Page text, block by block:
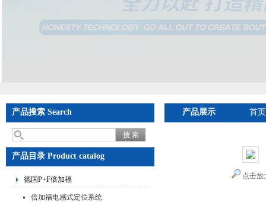
产品搜索 Search
产品目录 Product catalog
德国P+F倍加福
倍加福电感式定位系统
产品展示 首页
点击放